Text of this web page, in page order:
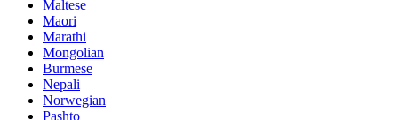
Maltese
Maori
Marathi
Mongolian
Burmese
Nepali
Norwegian
Pashto